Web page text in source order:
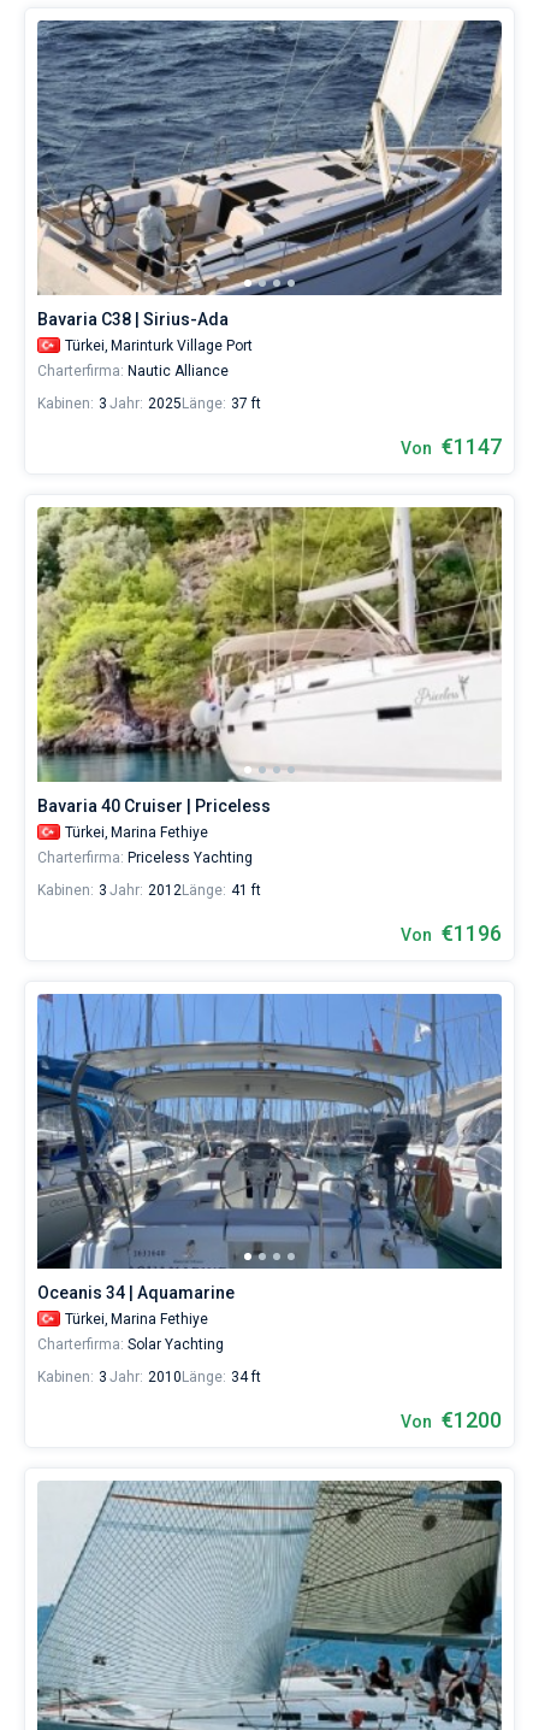
Bavaria C38 | Sirius-Ada
Türkei, Marinturk Village Port
Charterfirma: Nautic Alliance
Kabinen: 3 Jahr: 2025 Länge: 37 ft
Von €1147
Bavaria 40 Cruiser | Priceless
Türkei, Marina Fethiye
Charterfirma: Priceless Yachting
Kabinen: 3 Jahr: 2012Länge: 41 ft
Von €1196
Oceanis 34 | Aquamarine
Türkei, Marina Fethiye
Charterfirma: Solar Yachting
Kabinen: 3 Jahr: 2010 Länge: 34 ft
Von €1200